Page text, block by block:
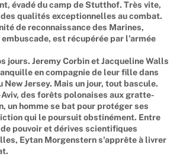
évadé du camp de Stutthof. Très vite,
qualités exceptionnelles au combat.
de reconnaissance des Marines,
embuscade, est récupérée par l'armée
jours. Jeremy Corbin et Jacqueline Walls
en compagnie de leur fille dans
Jersey. Mais un jour, tout bascule.
Aviv, des forêts polonaises aux gratte-
un homme se bat pour protéger ses
qui le poursuit obstinément. Entre
pouvoir et dérives scientifiques
Eytan Morgenstern s'apprête à livrer